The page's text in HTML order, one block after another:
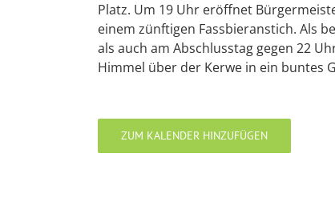
Platz. Um 19 Uhr eröffnet
einem zünftigen Fassbieranstich. Als
als auch am Abschlusstag gegen 22
Himmel über der Kerwe in ein buntes
ZUM KALENDER HINZUFÜGEN